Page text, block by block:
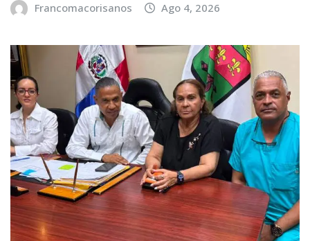
Francomacorisanos Ago 4, 2026